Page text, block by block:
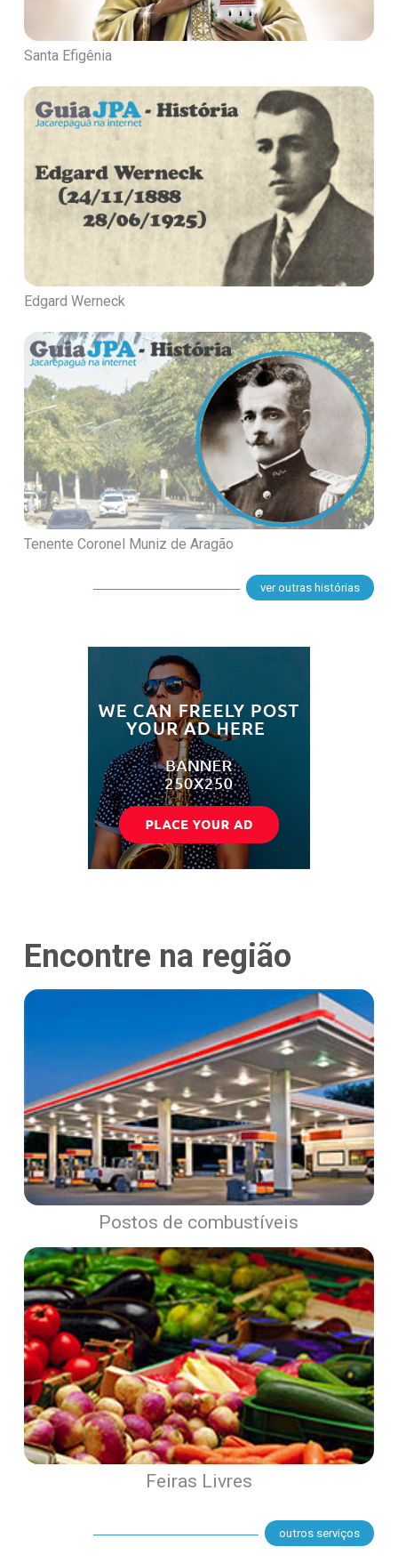
Santa Efigênia
Edgard Werneck
Tenente Coronel Muniz de Aragão
ver outras histórias
Encontre na região
Postos de combustíveis
Feiras Livres
outros serviços